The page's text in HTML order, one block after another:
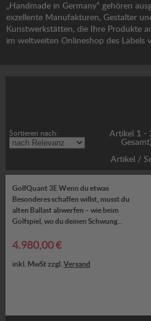
„Handmade in Germany“ gehören
exzellente Manufakturen, Gestalter
Kunstwerkstätten, die Ihre Produkte
im weltweiten Onlineshop des Labels
Sortieren nach:
Artikel 1 -
Gesamt)
Artikel /
GolfQuant 3E Wenn du etwas
Besonderes schaffen willst, musst du
alten Ballast abwerfen – wie beim
Golfspiel, wo du deinen Schwung...
4.980,00 €
inkl. MwSt zzgl. Versand